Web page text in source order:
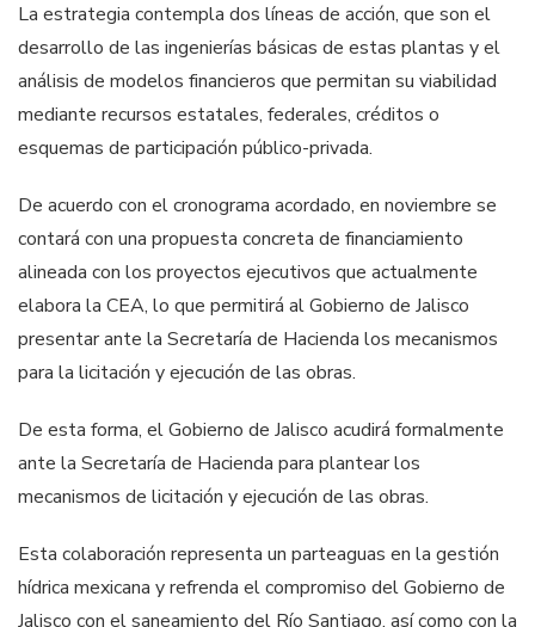
La estrategia contempla dos líneas de acción, que son el
desarrollo de las ingenierías básicas de estas plantas y el
análisis de modelos financieros que permitan su viabilidad
mediante recursos estatales, federales, créditos o
esquemas de participación público-privada.
De acuerdo con el cronograma acordado, en noviembre se
contará con una propuesta concreta de financiamiento
alineada con los proyectos ejecutivos que actualmente
elabora la CEA, lo que permitirá al Gobierno de Jalisco
presentar ante la Secretaría de Hacienda los mecanismos
para la licitación y ejecución de las obras.
De esta forma, el Gobierno de Jalisco acudirá formalmente
ante la Secretaría de Hacienda para plantear los
mecanismos de licitación y ejecución de las obras.
Esta colaboración representa un parteaguas en la gestión
hídrica mexicana y refrenda el compromiso del Gobierno de
Jalisco con el saneamiento del Río Santiago, así como con la